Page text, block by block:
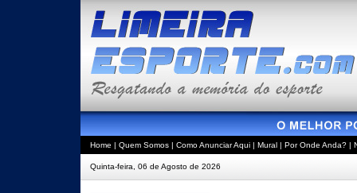
Home | Quem Somos | Como Anunciar Aqui | Mural | Por Onde Anda? |
Quinta-feira, 06 de Agosto de 2026